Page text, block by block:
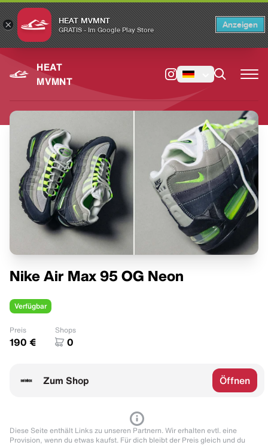
× HEAT MVMNT
GRATIS - Im Google Play Store
Anzeigen
HEAT
MVMNT
Nike Air Max 95 OG Neon
Verfügbar
Preis
190 €
Shops
0
Zum Shop Öffnen
Diese Seite enthält Links zu unseren Partnern. Wir erhalten evtl. eine
Provision, wenn du etwas kaufst. Für dich bleibt der Preis gleich und du
Switch to the English version? Switch ×